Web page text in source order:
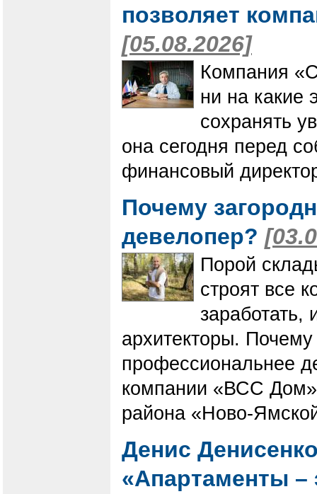
позволяет
[05.08.2026]
Компания
ни на какие
сохранять
она сегодня перед
финансовый
Почему
девелопер?
Порой
строят все
заработать,
архитекторы.
профессиональнее
компании «ВСС Дом»
района «Ново-
Денис
«Апартаменты –